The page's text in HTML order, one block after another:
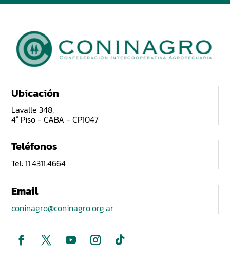
Ubicación
Lavalle 348,
4° Piso - CABA - CP1047
Teléfonos
Tel: 11.4311.4664
Email
coninagro@coninagro.org.ar